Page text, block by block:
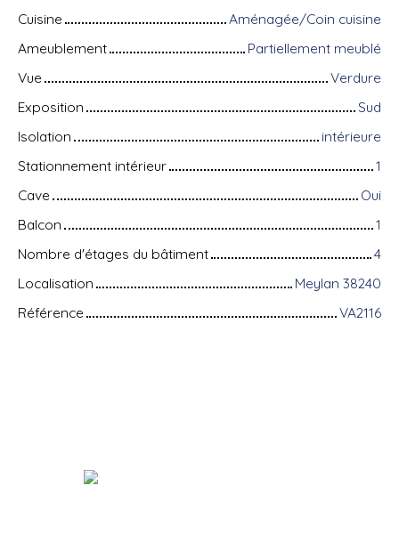
Cuisine
Aménagée/Coin cuisine
Ameublement
Partiellement meublé
Vue
Verdure
Exposition
Sud
Isolation
intérieure
Stationnement intérieur
1
Cave
Oui
Balcon
1
Nombre d'étages du bâtiment
4
Localisation
Meylan 38240
Référence
VA2116